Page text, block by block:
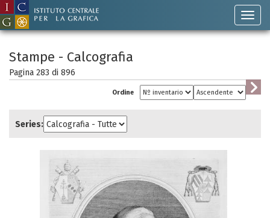
Stampe - Calcografia
Pagina 283 di 896
Ordine
Series: